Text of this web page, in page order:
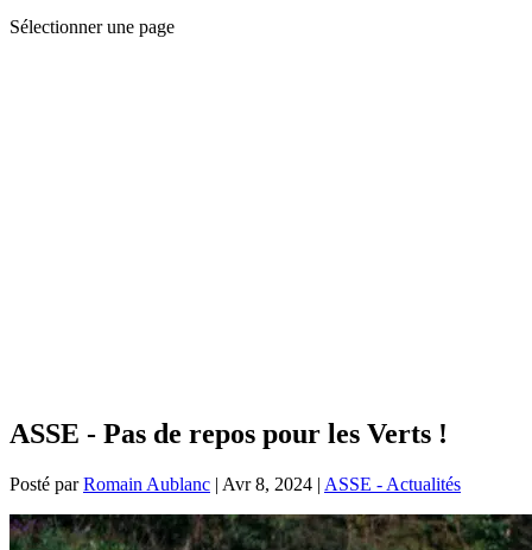
Sélectionner une page
ASSE - Pas de repos pour les Verts !
Posté parRomain Aublanc | Avr 8, 2024 | ASSE - Actualités